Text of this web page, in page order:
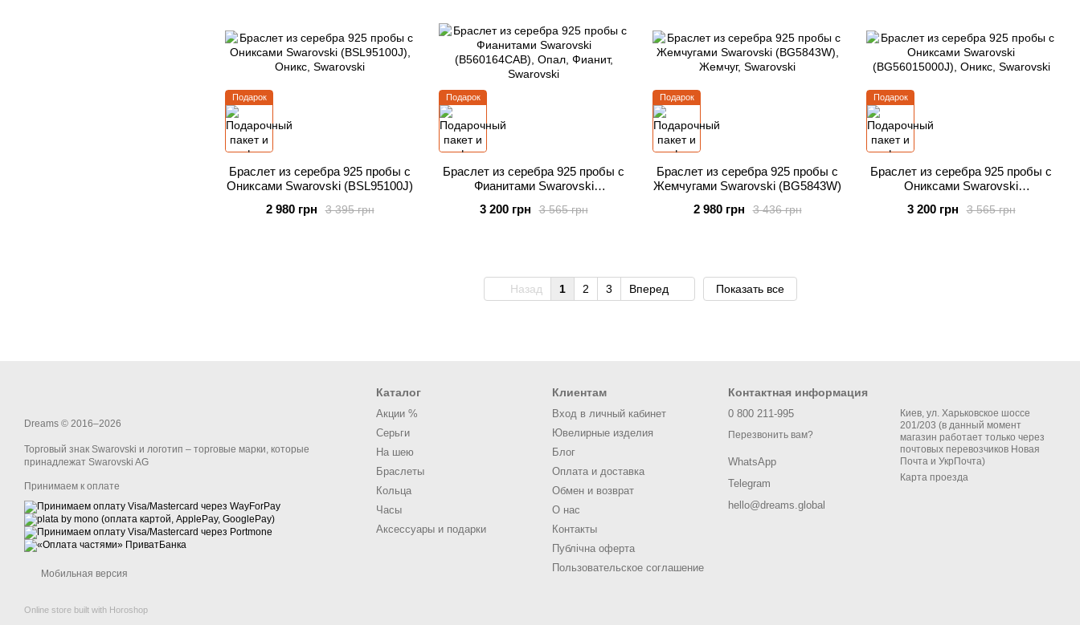
Подарок
Браслет из серебра 925 пробы с
Ониксами Swarovski (BSL95100J)
3 395 грн
2 980 грн
Подарок
Браслет из серебра 925 пробы с
Фианитами Swarovski
3 565 грн
3 200 грн
Подарок
Браслет из серебра 925 пробы с
Жемчугами Swarovski (BG5843W)
3 436 грн
2 980 грн
Подарок
Браслет из серебра 925 пробы с
Ониксами Swarovski
3 565 грн
3 200 грн
Назад 1 2 3 Вперед Показать все
Dreams © 2016–2026
Торговый знак Swarovski и логотип – торговые марки, которые
принадлежат Swarovski AG
Принимаем к оплате
Мобильная версия
Online store built with Horoshop
Каталог
Акции %
Серьги
На шею
Браслеты
Кольца
Часы
Аксессуары и подарки
Клиентам
Вход в личный кабинет
Ювелирные изделия
Блог
Оплата и доставка
Обмен и возврат
О нас
Контакты
Публічна оферта
Пользовательское соглашение
Контактная информация
0 800 211-995
Перезвонить вам?
WhatsApp
Telegram
hello@dreams.global
Киев, ул. Харьковское шоссе
201/203 (в данный момент
магазин работает только через
почтовых перевозчиков Новая
Почта и УкрПочта)
Карта проезда